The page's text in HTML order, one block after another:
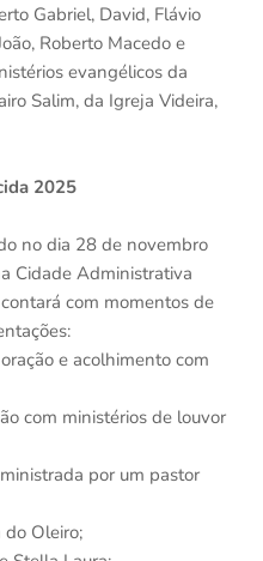
Gabriel, David, Flávio
Roberto Macedo e
evangélicos da
Salim, da Igreja Videira,
2025
no dia 28 de novembro
Cidade Administrativa
com momentos de
e acolhimento com
com ministérios de louvor
por um pastor
Oleiro;